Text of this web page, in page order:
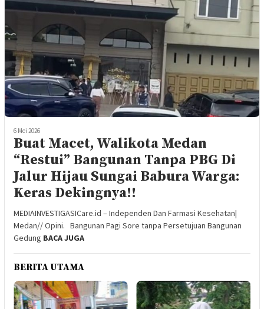
6 Mei 2026
Buat Macet, Walikota Medan
“Restui” Bangunan Tanpa PBG Di
Jalur Hijau Sungai Babura Warga:
Keras Dekingnya!!
MEDIAINVESTIGASICare.id – Independen Dan Farmasi Kesehatan|
Medan// Opini. Bangunan Pagi Sore tanpa Persetujuan Bangunan
Gedung BACA JUGA
BERITA UTAMA